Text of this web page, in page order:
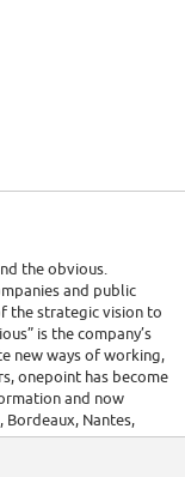
the obvious.
and public
the strategic vision to
is the company’s
new ways of working,
onepoint has become
and now
Bordeaux, Nantes,
across the world